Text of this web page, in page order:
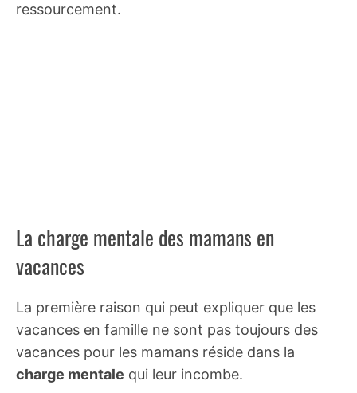
ressourcement.
La charge mentale des mamans en
vacances
La première raison qui peut expliquer que les
vacances en famille ne sont pas toujours des
vacances pour les mamans réside dans la
charge mentale qui leur incombe.